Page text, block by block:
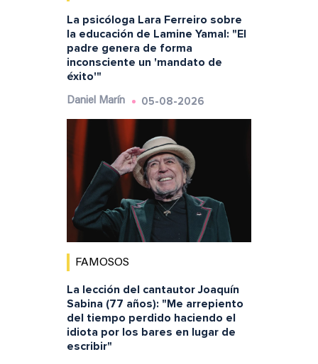
La psicóloga Lara Ferreiro sobre
la educación de Lamine Yamal: "El
padre genera de forma
inconsciente un 'mandato de
éxito'"
Daniel Marín 05-08-2026
FAMOSOS
La lección del cantautor Joaquín
Sabina (77 años): "Me arrepiento
del tiempo perdido haciendo el
idiota por los bares en lugar de
escribir"